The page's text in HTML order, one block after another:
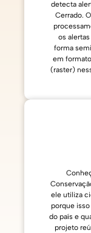
detecta
Cerrado.
os
forma
em
(raster)
ele utiliza
porque
do país e
projeto